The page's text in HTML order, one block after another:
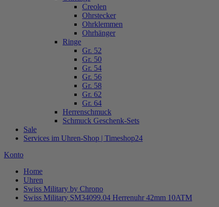
Creolen
Ohrstecker
Ohrklemmen
Ohrhänger
Ringe
Gr. 52
Gr. 50
Gr. 54
Gr. 56
Gr. 58
Gr. 62
Gr. 64
Herrenschmuck
Schmuck Geschenk-Sets
Sale
Services im Uhren-Shop | Timeshop24
Konto
Home
Uhren
Swiss Military by Chrono
Swiss Military SM34099.04 Herrenuhr 42mm 10ATM